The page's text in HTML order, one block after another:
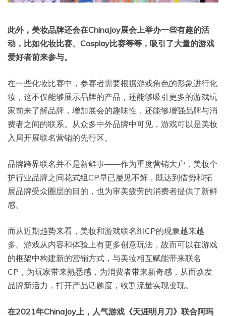
此外，美妆品牌还会在ChinaJoy展会上举办一些有趣的活
动，比如化妆比赛、Cosplay比赛等等，吸引了大量的游戏
爱好者前来参与。
在一些化妆比赛中，参赛者需要根据游戏角色的形象进行化
妆，这不仅能够展示品牌的产品，还能够吸引更多的游戏玩
家前来了解品牌，增加展会的趣味性，还能够增强品牌与消
费者之间的联系。从众多中外品牌中可见，游戏可以是美妆
入局开展联名营销的先行区。
品牌跨界联名并不是新鲜事——作为重度营销大户，美妆个
护行业品牌之间花式组CP早已屡见不鲜，既达到借势和拓
展品牌受众圈层的目的，也为审美疲劳的消费者提供了新鲜
感。
而从近期趋势来看，美妆和游戏联名组CP的现象越来越
多。游戏从内容和体验上有更多创意玩法，故而可以在游戏
的框架中构建新的营销方式，与美妆相互赋能带来联名
CP，为玩家带来熟悉感，为消费者带来新奇感，从而焕发
品牌新活力，打开产品话题度，收割流量实现变现。
在2021年ChinaJoy上，人气游戏《天涯明月刀》联合阿玛